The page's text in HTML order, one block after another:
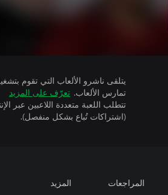
تمارس الألعاب. تعرّف على المزيد
(اشتراكات تُباع بشكل منفصل).
المراجعات المزيد